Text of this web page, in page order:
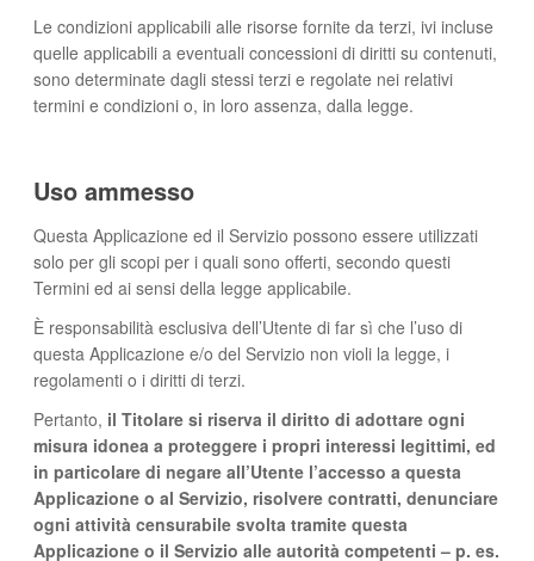
Le condizioni applicabili alle risorse fornite da terzi, ivi incluse
quelle applicabili a eventuali concessioni di diritti su contenuti,
sono determinate dagli stessi terzi e regolate nei relativi
termini e condizioni o, in loro assenza, dalla legge.
Uso ammesso
Questa Applicazione ed il Servizio possono essere utilizzati
solo per gli scopi per i quali sono offerti, secondo questi
Termini ed ai sensi della legge applicabile.
È responsabilità esclusiva dell’Utente di far sì che l’uso di
questa Applicazione e/o del Servizio non violi la legge, i
regolamenti o i diritti di terzi.
Pertanto, il Titolare si riserva il diritto di adottare ogni
misura idonea a proteggere i propri interessi legittimi, ed
in particolare di negare all’Utente l’accesso a questa
Applicazione o al Servizio, risolvere contratti, denunciare
ogni attività censurabile svolta tramite questa
Applicazione o il Servizio alle autorità competenti – p. es.